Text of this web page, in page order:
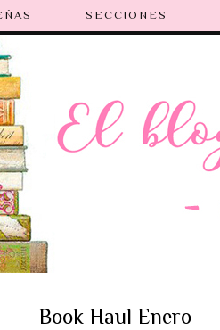
SECCIONES
Book Haul Enero